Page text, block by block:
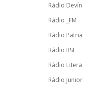
Rádio Devín
Rádio _FM
Rádio Patria
Rádio RSI
Rádio Litera
Rádio Junior